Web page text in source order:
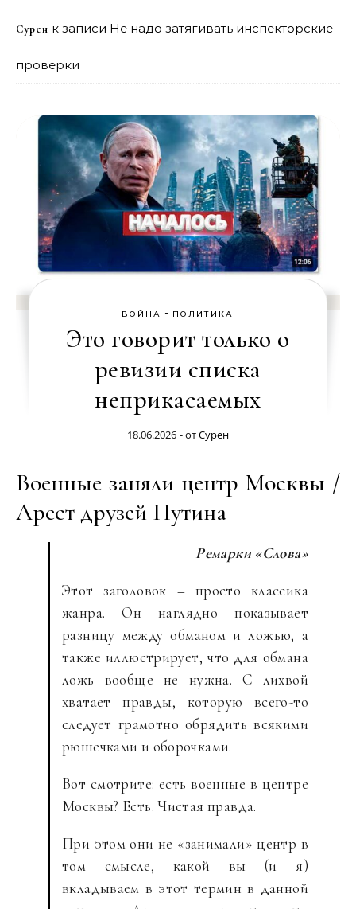
Сурен к записи Не надо затягивать инспекторские
проверки
ВОЙНА - ПОЛИТИКА
Это говорит только о
ревизии списка
неприкасаемых
18.06.2026 - отСурен
Военные заняли центр Москвы /
Арест друзей Путина
Ремарки «Слова»
Этот заголовок – просто классика
жанра. Он наглядно показывает
разницу между обманом и ложью, а
также иллюстрирует, что для обмана
ложь вообще не нужна. С лихвой
хватает правды, которую всего-то
следует грамотно обрядить всякими
рюшечками и оборочками.
Вот смотрите: есть военные в центре
Москвы? Есть. Чистая правда.
При этом они не «занимали» центр в
том смысле, какой вы (и я)
вкладываем в этот термин в данной